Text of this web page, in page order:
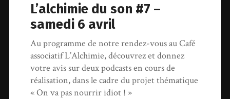
L’alchimie du son #7 –
samedi 6 avril
Au programme de notre rendez-vous au Café
associatif L’Alchimie, découvrez et donnez
votre avis sur deux podcasts en cours de
réalisation, dans le cadre du projet thématique
« On va pas nourrir idiot ! »